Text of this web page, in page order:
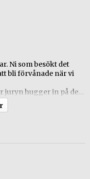
Ni som besökt det
bli förvånade när vi
juryn hugger in på den
allt som en smäck.
Den här semlan
nu? Är det inte lite